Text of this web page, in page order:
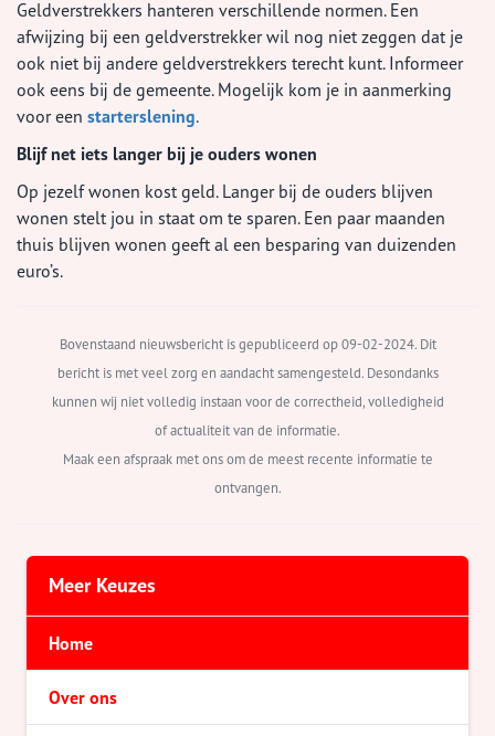
Geldverstrekkers hanteren verschillende normen. Een
afwijzing bij een geldverstrekker wil nog niet zeggen dat je
ook niet bij andere geldverstrekkers terecht kunt. Informeer
ook eens bij de gemeente. Mogelijk kom je in aanmerking
voor een starterslening.
Blijf net iets langer bij je ouders wonen
Op jezelf wonen kost geld. Langer bij de ouders blijven
wonen stelt jou in staat om te sparen. Een paar maanden
thuis blijven wonen geeft al een besparing van duizenden
euro’s.
Bovenstaand nieuwsbericht is gepubliceerd op 09-02-2024. Dit
bericht is met veel zorg en aandacht samengesteld. Desondanks
kunnen wij niet volledig instaan voor de correctheid, volledigheid
of actualiteit van de informatie.
Maak een afspraak met ons om de meest recente informatie te
ontvangen.
Meer Keuzes
Home
Over ons